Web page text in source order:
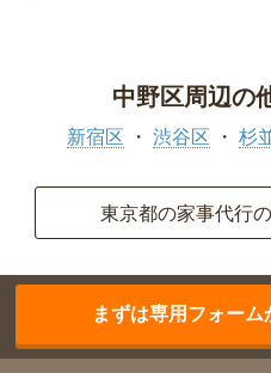
中野区周辺の
新宿区 渋谷区 杉
東京都の家事代行
まずは専用フォーム